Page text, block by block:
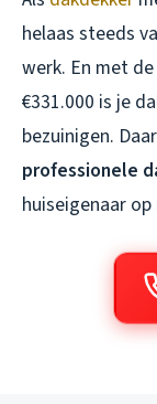
helaas steeds
werk. En met
€331.000 is je
bezuinigen.
professionele
huiseigenaar